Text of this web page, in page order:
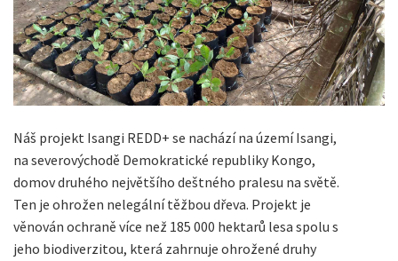
Náš projekt Isangi REDD+ se nachází na území Isangi,
na severovýchodě Demokratické republiky Kongo,
domov druhého největšího deštného pralesu na světě.
Ten je ohrožen nelegální těžbou dřeva. Projekt je
věnován ochraně více než 185 000 hektarů lesa spolu s
jeho biodiverzitou, která zahrnuje ohrožené druhy